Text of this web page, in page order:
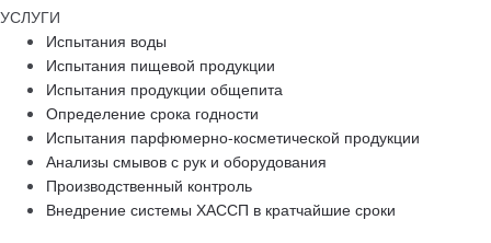
УСЛУГИ
Испытания воды
Испытания пищевой продукции
Испытания продукции общепита
Определение срока годности
Испытания парфюмерно-косметической продукции
Анализы смывов с рук и оборудования
Производственный контроль
Внедрение системы ХАССП в кратчайшие сроки